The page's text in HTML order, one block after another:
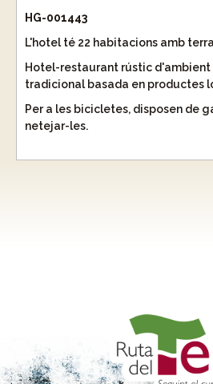
HG-001443
L'hotel té 22 habitacions amb
Hotel-restaurant rústic d'ambient
tradicional basada en productes
Per a les bicicletes, disposen de
netejar-les.